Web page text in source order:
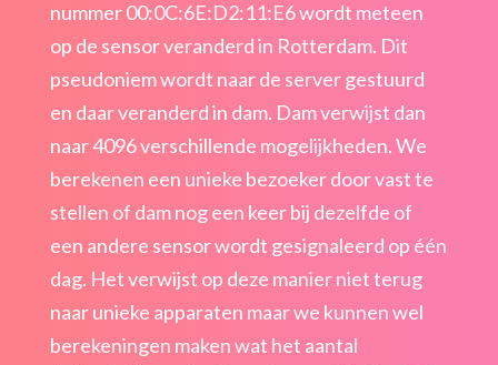
nummer 00:0C:6E:D2:11:E6 wordt meteen
op de sensor veranderd in Rotterdam. Dit
pseudoniem wordt naar de server gestuurd
en daar veranderd in dam. Dam verwijst dan
naar 4096 verschillende mogelijkheden. We
berekenen een unieke bezoeker door vast te
stellen of dam nog een keer bij dezelfde of
een andere sensor wordt gesignaleerd op één
dag. Het verwijst op deze manier niet terug
naar unieke apparaten maar we kunnen wel
berekeningen maken wat het aantal